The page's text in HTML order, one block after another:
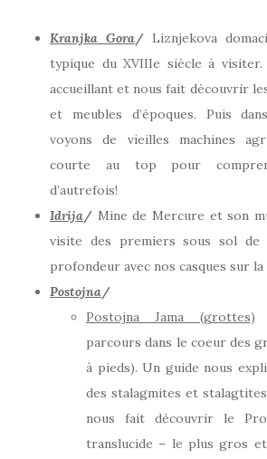
Kranjka Gora/ Liznjekova
typique du XVIIIe siècle à
accueillant et nous fait découvrir
et meubles d’époques. Puis
voyons de vieilles machines
courte au top pour
d’autrefois!
Idrija/ Mine de Mercure et son
visite des premiers sous sol de
profondeur avec nos casques sur
Postojna/
Postojna Jama (grottes)
parcours dans le coeur des
à pieds). Un guide nous
des stalagmites et
nous fait découvrir le
translucide – le plus gros